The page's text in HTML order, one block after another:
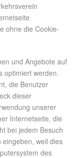
ohne die Cookie-
und Angebote auf
optimiert werden.
die Benutzer
dieser
unserer
Internetseite, die
bei jedem Besuch
weil dies
des